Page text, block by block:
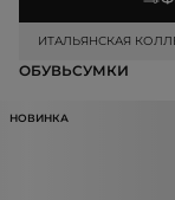
ИТАЛЬЯНСКАЯ
ОБУВЬСУМКИ
НОВИНКА